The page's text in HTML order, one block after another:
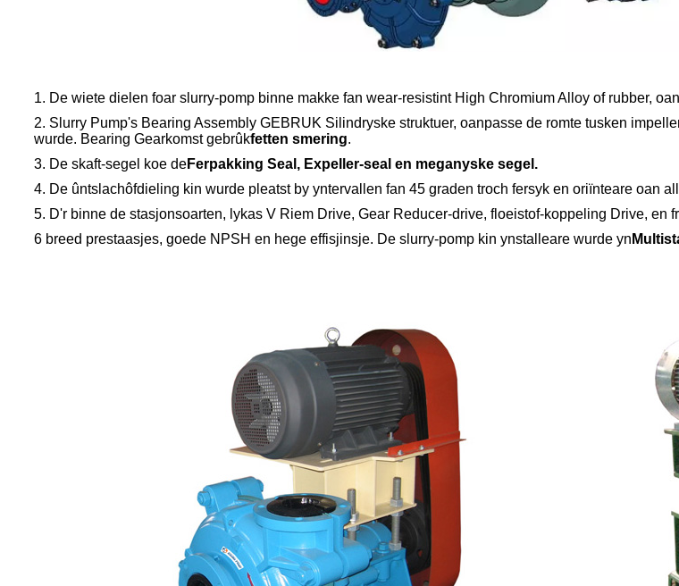
1. De wiete dielen foar slurry-pomp binne makke fan wear-resistint High Chromium Alloy of rubber,
2. Slurry Pump's Bearing Assembly GEBRUK Silindryske struktuer, oanpasse de romte tusken
wurde. Bearing Gearkomst gebrûkfetten smering.
3. De skaft-segel koe deFerpakking Seal, Expeller-seal en meganyske segel.
4. De ûntslachôfdieling kin wurde pleatst by yntervallen fan 45 graden troch fersyk en oriïnteare oan
5. D'r binne de stasjonsoarten, lykas V Riem Drive, Gear Reducer-drive, floeistof-koppeling Drive,
6 breed prestaasjes, goede NPSH en hege effisjinsje. De slurry-pomp kin ynstalleare wurde yn